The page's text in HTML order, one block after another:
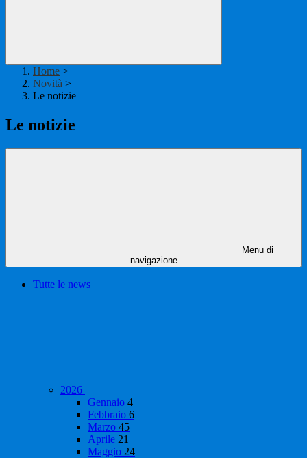
Home >
Novità >
Le notizie
Le notizie
Menu di
navigazione
Tutte le news
2026
Gennaio 4
Febbraio 6
Marzo 45
Aprile 21
Maggio 24